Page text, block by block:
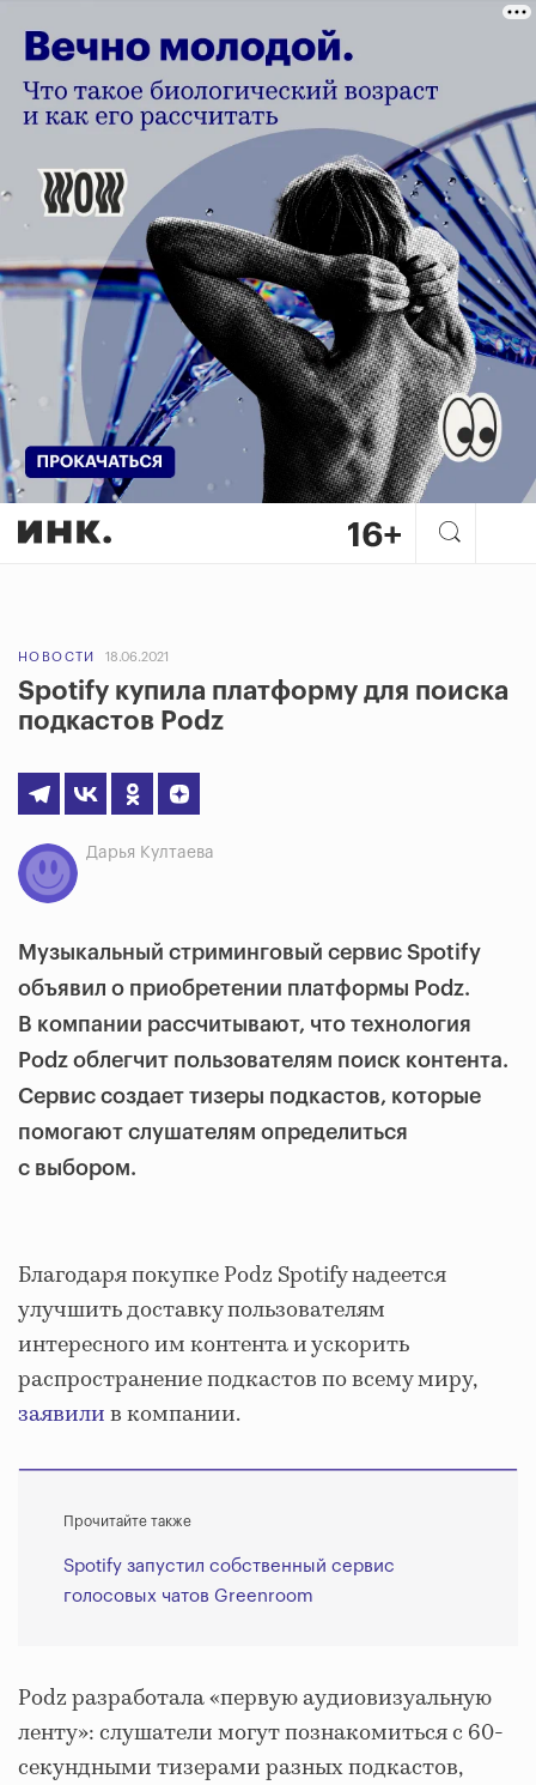
НОВОСТИ 18.06.2021
Spotify купила платформу для поиска
подкастов Podz
Дарья Култаева
Музыкальный стриминговый сервис Spotify
объявил о приобретении платформы Podz.
В компании рассчитывают, что технология
Podz облегчит пользователям поиск контента.
Сервис создает тизеры подкастов, которые
помогают слушателям определиться
с выбором.
Благодаря покупке Podz Spotify надеется
улучшить доставку пользователям
интересного им контента и ускорить
распространение подкастов по всему миру,
заявилив компании.
Прочитайте также
Spotify запустил собственный сервис
голосовых чатов Greenroom
Podz разработала «первую аудиовизуальную
ленту»: слушатели могут познакомиться с 60-
секундными тизерами разных подкастов,